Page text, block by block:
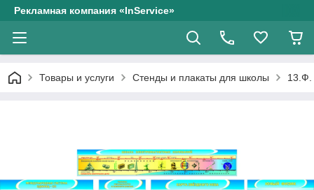
Рекламная компания «InService»
Товары и услуги Стенды и плакаты для школы 13.Ф.